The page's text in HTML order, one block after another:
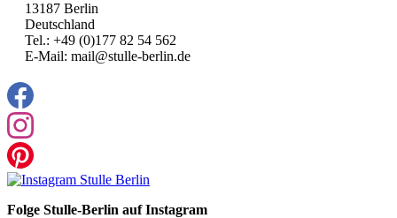
13187 Berlin
Deutschland
Tel.: +49 (0)177 82 54 562
E-Mail: mail@stulle-berlin.de
Folge Stulle-Berlin auf Instagram